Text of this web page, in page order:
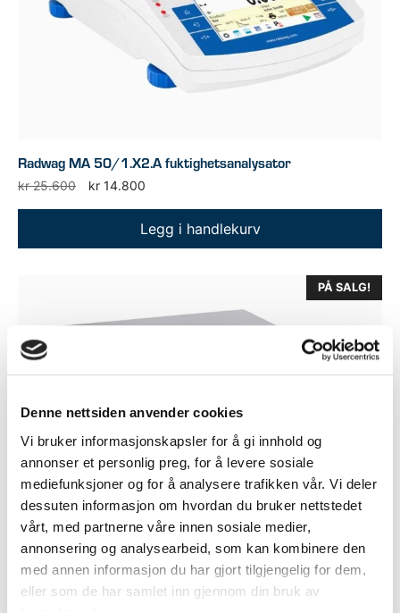
Denne nettsiden anvender cookies
Vi bruker informasjonskapsler for å gi innhold og
annonser et personlig preg, for å levere sosiale
mediefunksjoner og for å analysere trafikken vår. Vi deler
dessuten informasjon om hvordan du bruker nettstedet
vårt, med partnerne våre innen sosiale medier,
annonsering og analysearbeid, som kan kombinere den
med annen informasjon du har gjort tilgjengelig for dem,
eller som de har samlet inn gjennom din bruk av
Radwag MA 50/1.X2.A fuktighetsanalysator
kr25.600
Opprinnelig
kr 14.800
kr 14.800.
Legg i handlekurv
PÅ SALG!